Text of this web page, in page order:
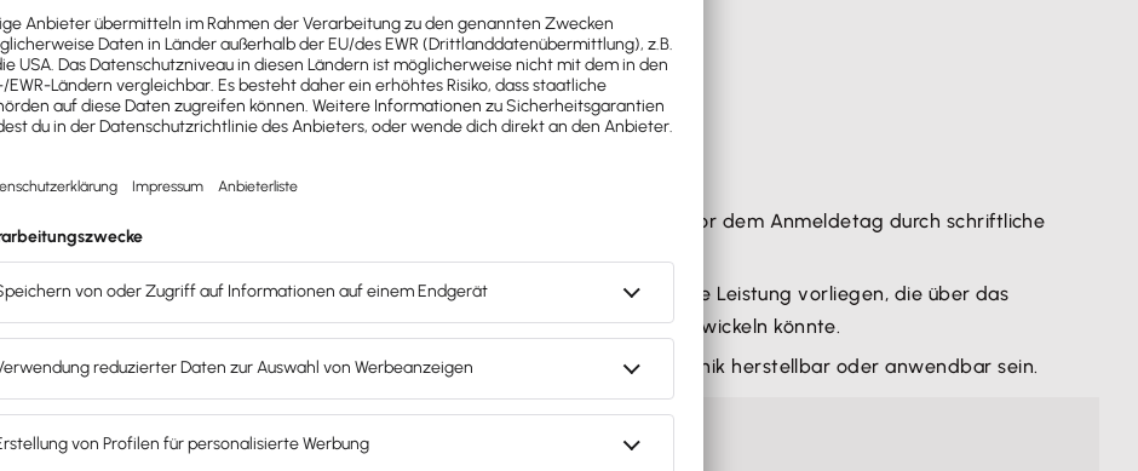
folgende
der Technik gehören. Der Stand der Technik umfasst alle Kenntnisse, die vor dem Anmeldetag durch schriftliche
in Deutschland öffentlich zugänglich gemacht worden sind.
einen Fachmann nicht naheliegend sein. Es muss eine gewisse erfinderische Leistung vorliegen, die über das
Stand der Technik mit durchschnittlichen Fähigkeiten ohne Weiteres entwickeln könnte.
muss sich wirtschaftlich nutzen lassen. Sie muss auf einem Gebiet der Technik herstellbar oder anwendbar sein.